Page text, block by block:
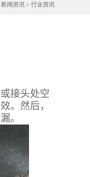
新闻资讯 > 行业资讯
接头处空
。然后，
。